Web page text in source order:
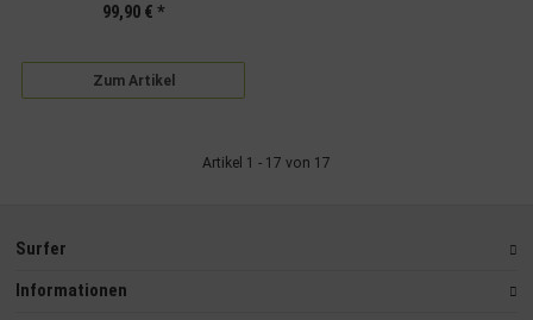
99,90 € *
Zum Artikel
Artikel 1 - 17 von 17
Surfer
Informationen